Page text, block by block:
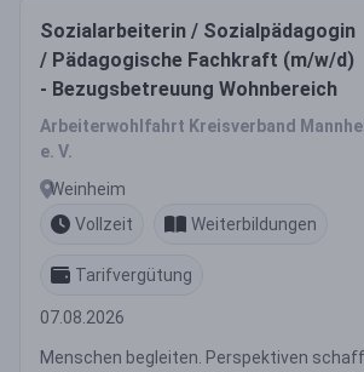
Sozialarbeiterin / Sozialpädagogin
/ Pädagogische Fachkraft (m/w/d)
- Bezugsbetreuung Wohnbereich
Arbeiterwohlfahrt Kreisverband
e. V.
Weinheim
Vollzeit
Weiterbildungen
Tarifvergütung
07.08.2026
Menschen begleiten. Perspektiven